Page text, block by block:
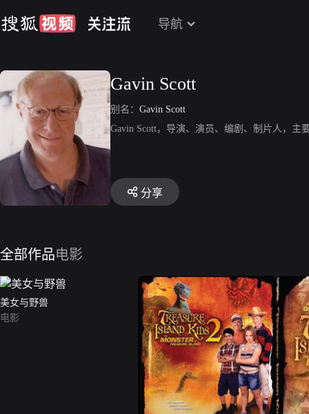
导航
Gavin Scott
别名： Gavin Scott
Gavin Scott，导演、演员、编剧、制片人，
分享
全部作品电影
美女与野兽
电影